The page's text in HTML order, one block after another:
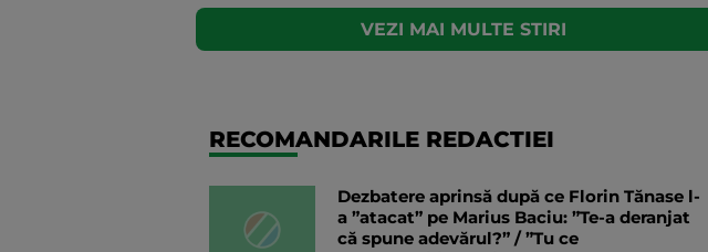
VEZI MAI MULTE STIRI
RECOMANDARILE REDACTIEI
Dezbatere aprinsă după ce Florin Tănase l-
a ”atacat” pe Marius Baciu: ”Te-a deranjat
că spune adevărul?” / ”Tu ce